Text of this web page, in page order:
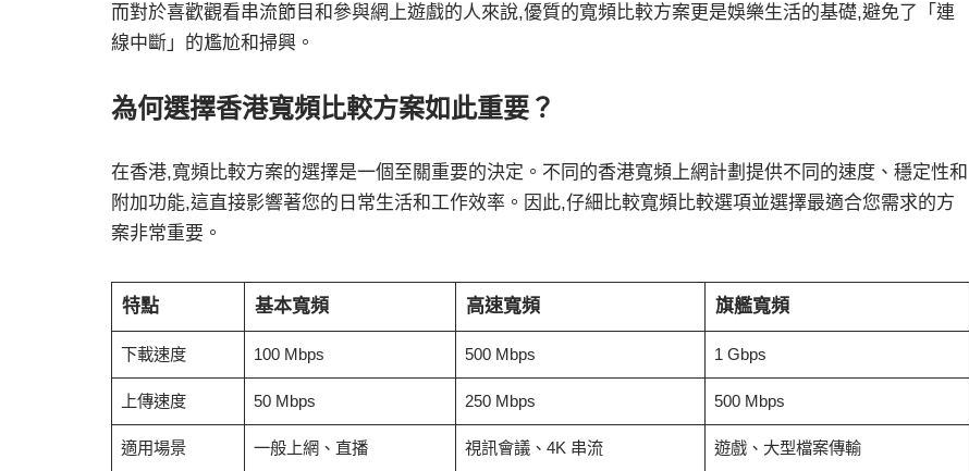
而對於喜歡觀看串流節目和參與網上遊戲的人來說,優質的寬頻比較方案更是娛樂生活的基礎,避免了「連
線中斷」的尷尬和掃興。
為何選擇香港寬頻比較方案如此重要？
在香港,寬頻比較方案的選擇是一個至關重要的決定。不同的香港寬頻上網計劃提供不同的速度、穩定性和
附加功能,這直接影響著您的日常生活和工作效率。因此,仔細比較寬頻比較選項並選擇最適合您需求的方
案非常重要。
特點 基本寬頻 高速寬頻 旗艦寬頻
下載速度 100 Mbps 500 Mbps 1 Gbps
上傳速度 50 Mbps 250 Mbps 500 Mbps
適用場景 一般上網、直播 視訊會議、4K 串流 遊戲、大型檔案傳輸